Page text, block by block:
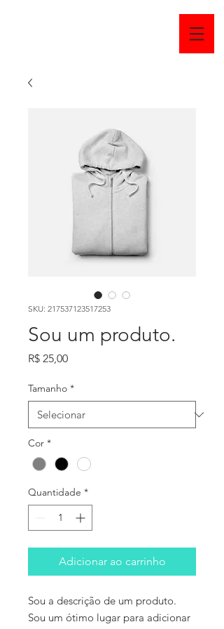
SKU: 217537123517253
Sou um produto.
R$ 25,00Preço
Tamanho *
Cor *
Quantidade *
Adicionar ao carrinho
Sou a descrição de um produto.
Sou um ótimo lugar para adicionar